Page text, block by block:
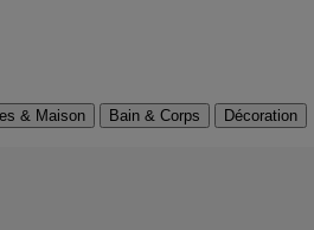
& Maison Bain & Corps Décoration